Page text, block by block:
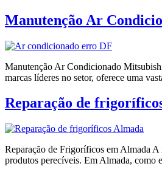
Manutenção Ar
Manutenção Ar Condicionado
marcas líderes no setor, oferece uma
Reparação de
Reparação de Frigoríficos em Almada A
produtos perecíveis. Em Almada, como